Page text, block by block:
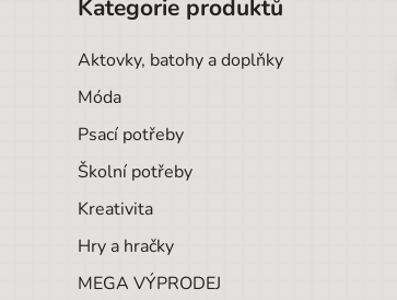
Kategorie produktů
Aktovky, batohy a doplňky
Móda
Psací potřeby
Školní potřeby
Kreativita
Hry a hračky
MEGA VÝPRODEJ